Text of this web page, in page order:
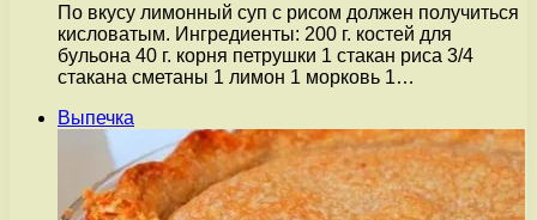
По вкусу лимонный суп с рисом должен получиться
кисловатым. Ингредиенты: 200 г. костей для
бульона 40 г. корня петрушки 1 стакан риса 3/4
стакана сметаны 1 лимон 1 морковь 1…
Выпечка